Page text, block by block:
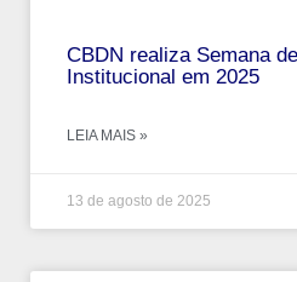
CBDN realiza Semana
Institucional em 2025
LEIA MAIS »
13 de agosto de 2025